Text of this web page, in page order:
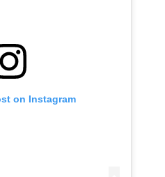
on Instagram